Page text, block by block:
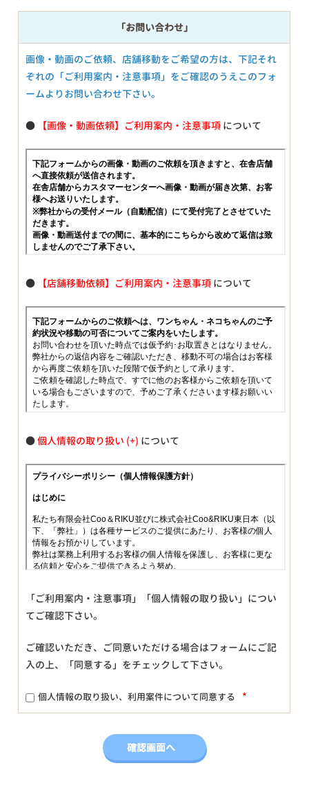
「お問い合わせ」
画像・動画のご依頼、店舗移動をご希望の方は、下記それ
ぞれの「ご利用案内・注意事項」をご確認のうえこのフォ
ームよりお問い合わせ下さい。
● 【画像・動画依頼】ご利用案内・注意事項 について
● 【店舗移動依頼】ご利用案内・注意事項 について
●個人情報の取り扱い について
「ご利用案内・注意事項」「個人情報の取り扱い」につい
てご確認下さい。
ご確認いただき、ご同意いただける場合はフォームにご記
入の上、「同意する」をチェックして下さい。
個人情報の取り扱い、利用案件について同意する *